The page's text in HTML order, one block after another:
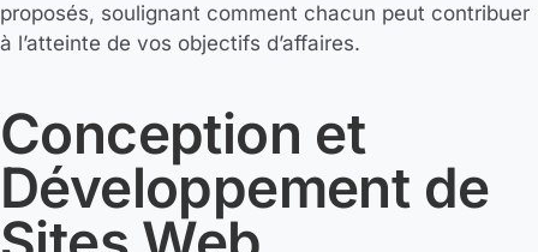
proposés, soulignant comment chacun peut contribuer
à l’atteinte de vos objectifs d’affaires.
Conception et
Développement de